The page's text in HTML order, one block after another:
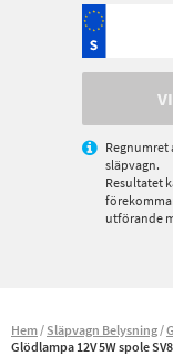
Regnumret
släpvagn.
Resultatet
utförande
Hem Släpvagn Belysning
Glödlampa 12V 5W spole